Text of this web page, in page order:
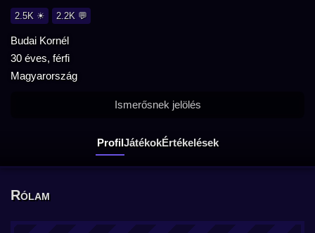
2.5K ☀ 2.2K 💬
Budai Kornél
30 éves, férfi
Magyarország
ProfilJátékokÉrtékelések
Ismerősnek jelölés
Rólam